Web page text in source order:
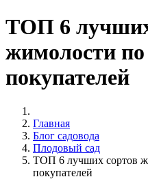
ТОП 6
жимолости
покупателей
Главная
Блог садовода
Плодовый сад
ТОП 6 лучших сортов
покупателей